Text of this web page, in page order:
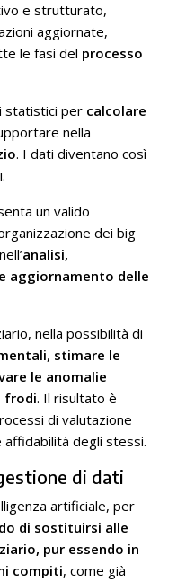
e strutturato,
aggiornate,
le fasi del processo
statistici per calcolare
nella
. I dati diventano così
un valido
dei big
analisi,
aggiornamento delle
nella possibilità di
, stimare le
le anomalie
frodi. Il risultato è
di valutazione
affidabilità degli stessi.
di dati
artificiale, per
di sostituirsi alle
pur essendo in
compiti, come già